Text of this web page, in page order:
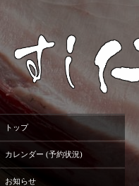
トップ
カレンダー (予約状況)
お知らせ